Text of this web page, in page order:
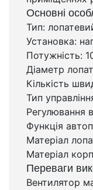
Основні
Тип:
Установка:
Потужність:
Діаметр
Кількість
Тип
Регулювання
Функція
Матеріал
Матеріал
Переваги
Вентилятор